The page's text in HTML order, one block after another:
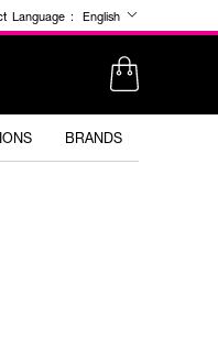
Language : English
BRANDS